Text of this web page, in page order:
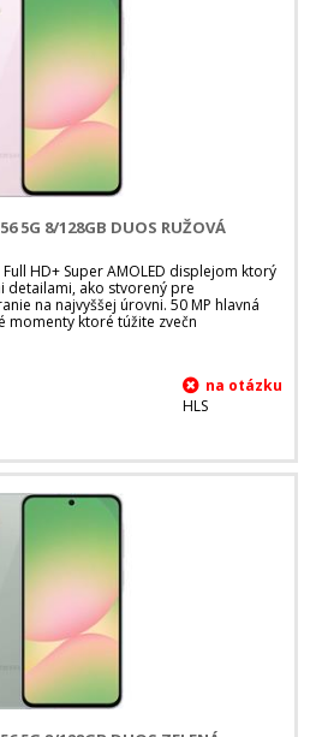
5G 8/128GB DUOS RUŽOVÁ
HD+ Super AMOLED displejom ktorý
detailami, ako stvorený pre
na najvyššej úrovni. 50 MP hlavná
momenty ktoré túžite zvečn
HLS